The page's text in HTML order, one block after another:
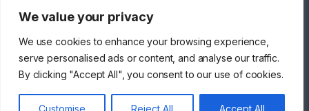
We value your privacy
We use cookies to enhance your browsing experience,
serve personalised ads or content, and analyse our traffic.
By clicking "Accept All", you consent to our use of cookies.
Customise Reject All Accept All
------------------------------
-----
Ανδρέα Παπανδρέου 82,
Κορδελιό 563 34
+30 231 025 6534